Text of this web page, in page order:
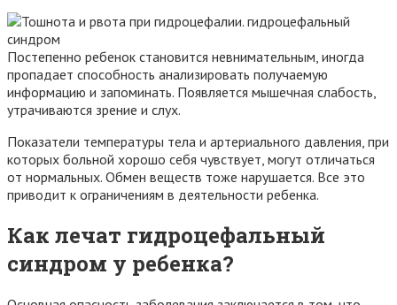
Постепенно ребенок становится невнимательным, иногда
пропадает способность анализировать получаемую
информацию и запоминать. Появляется мышечная слабость,
утрачиваются зрение и слух.
Показатели температуры тела и артериального давления, при
которых больной хорошо себя чувствует, могут отличаться
от нормальных. Обмен веществ тоже нарушается. Все это
приводит к ограничениям в деятельности ребенка.
Как лечат гидроцефальный
синдром у ребенка?